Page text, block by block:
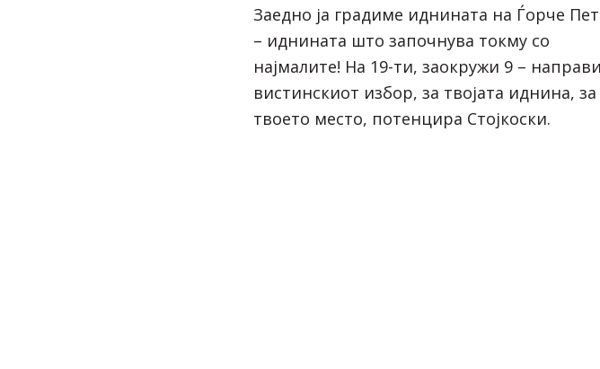
Заедно ја градиме иднината на Ѓорче
– иднината што започнува токму со
најмалите! На 19-ти, заокружи 9 –
вистинскиот избор, за твојата иднина, за
твоето место, потенцира Стојкоски.